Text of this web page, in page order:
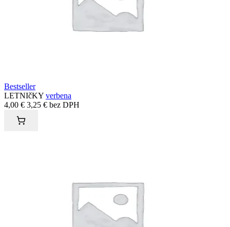
Bestseller
LETNIčKY verbena
4,00 € 3,25 € bez DPH